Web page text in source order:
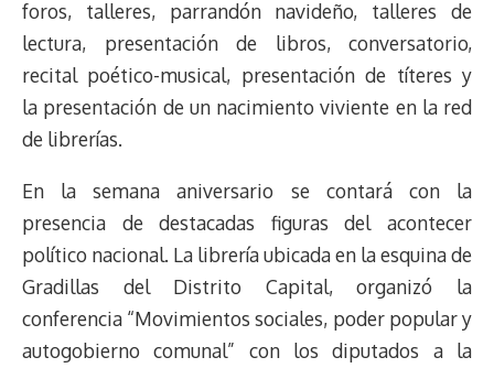
k
p
k
m
s
t
foros, talleres, parrandón navideño, talleres de
lectura, presentación de libros, conversatorio,
recital poético-musical, presentación de títeres y
la presentación de un nacimiento viviente en la red
de librerías.
En la semana aniversario se contará con la
presencia de destacadas figuras del acontecer
político nacional. La librería ubicada en la esquina de
Gradillas del Distrito Capital, organizó la
conferencia “Movimientos sociales, poder popular y
autogobierno comunal” con los diputados a la